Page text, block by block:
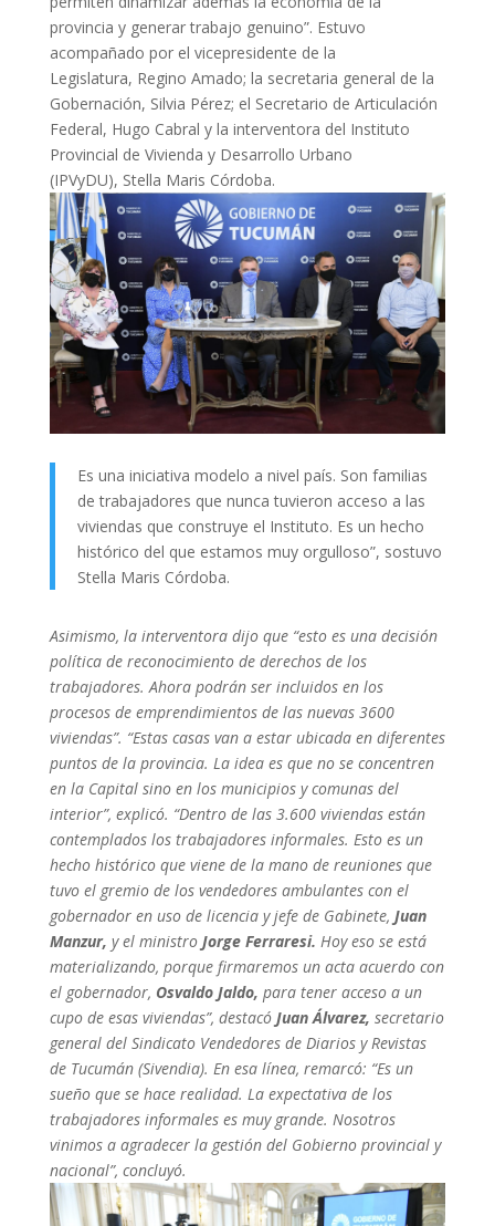
provincia y generar trabajo genuino”. Estuvo
acompañado por el vicepresidente de la
Legislatura, Regino Amado; la secretaria general de la
Gobernación, Silvia Pérez; el Secretario de Articulación
Federal, Hugo Cabral y la interventora del Instituto
Provincial de Vivienda y Desarrollo Urbano
(IPVyDU), Stella Maris Córdoba.
Es una iniciativa modelo a nivel país. Son familias
de trabajadores que nunca tuvieron acceso a las
viviendas que construye el Instituto. Es un hecho
histórico del que estamos muy orgulloso”, sostuvo
Stella Maris Córdoba.
Asimismo, la interventora dijo que “esto es una decisión
política de reconocimiento de derechos de los
trabajadores. Ahora podrán ser incluidos en los
procesos de emprendimientos de las nuevas 3600
viviendas”. “Estas casas van a estar ubicada en diferentes
puntos de la provincia. La idea es que no se concentren
en la Capital sino en los municipios y comunas del
interior”, explicó. “Dentro de las 3.600 viviendas están
contemplados los trabajadores informales. Esto es un
hecho histórico que viene de la mano de reuniones que
tuvo el gremio de los vendedores ambulantes con el
gobernador en uso de licencia y jefe de Gabinete, Juan
Manzur, y el ministro Jorge Ferraresi. Hoy eso se está
materializando, porque firmaremos un acta acuerdo con
el gobernador, Osvaldo Jaldo, para tener acceso a un
cupo de esas viviendas”, destacó Juan Álvarez, secretario
general del Sindicato Vendedores de Diarios y Revistas
de Tucumán (Sivendia). En esa línea, remarcó: “Es un
sueño que se hace realidad. La expectativa de los
trabajadores informales es muy grande. Nosotros
vinimos a agradecer la gestión del Gobierno provincial y
nacional”, concluyó.